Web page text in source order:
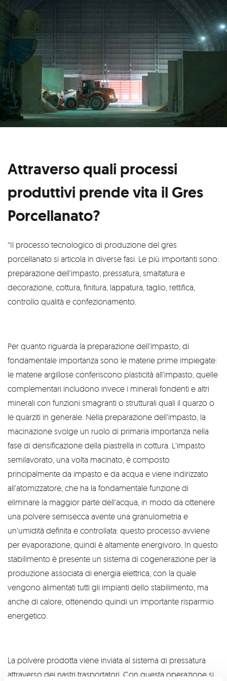
Attraverso quali processi
produttivi prende vita il Gres
Porcellanato?
“Il processo tecnologico di produzione del gres
porcellanato si articola in diverse fasi. Le più importanti sono:
preparazione dell’impasto, pressatura, smaltatura e
decorazione, cottura, finitura, lappatura, taglio, rettifica,
controllo qualità e confezionamento.
Per quanto riguarda la preparazione dell’impasto, di
fondamentale importanza sono le materie prime impiegate:
le materie argillose conferiscono plasticità all’impasto, quelle
complementari includono invece i minerali fondenti e altri
minerali con funzioni smagranti o strutturali quali il quarzo o
le quarziti in generale. Nella preparazione dell’impasto, la
macinazione svolge un ruolo di primaria importanza nella
fase di densificazione della piastrella in cottura. L’impasto
semilavorato, una volta macinato, è composto
principalmente da impasto e da acqua e viene indirizzato
all’atomizzatore, che ha la fondamentale funzione di
eliminare la maggior parte dell’acqua, in modo da ottenere
una polvere semisecca avente una granulometria e
un’umidità definita e controllata: questo processo avviene
per evaporazione, quindi è altamente energivoro. In questo
stabilimento è presente un sistema di cogenerazione per la
produzione associata di energia elettrica, con la quale
vengono alimentati tutti gli impianti dello stabilimento, ma
anche di calore, ottenendo quindi un importante risparmio
energetico.
La polvere prodotta viene inviata al sistema di pressatura
attraverso dei nastri trasportatori. Con questa operazione si